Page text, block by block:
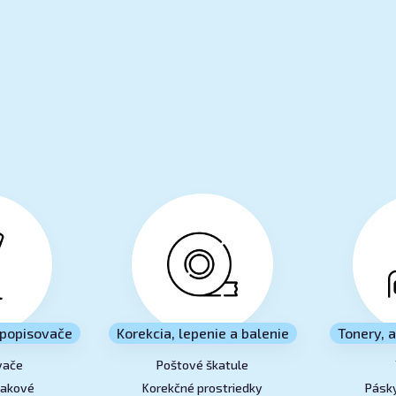
Korekcia, lepenie a balenie
Poštové škatule
Korekčné prostriedky
Tonery,